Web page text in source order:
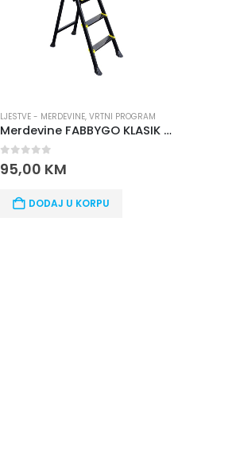
LJESTVE - MERDEVINE, VRTNI PROGRAM
Merdevine FABBYGO KLASIK 116
0 out of 5
95,00 KM
DODAJ U KORPU